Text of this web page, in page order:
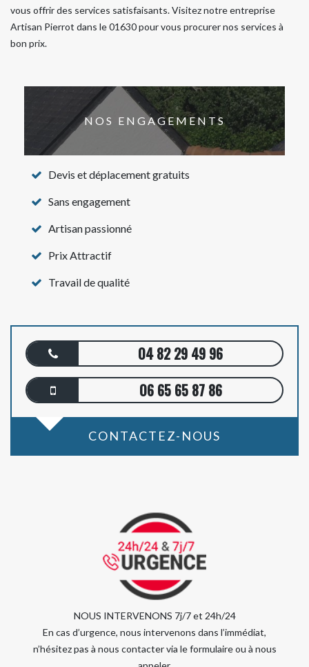
vous offrir des services satisfaisants. Visitez notre entreprise
Artisan Pierrot dans le 01630 pour vous procurer nos services à
bon prix.
NOS ENGAGEMENTS
Devis et déplacement gratuits
Sans engagement
Artisan passionné
Prix Attractif
Travail de qualité
04 82 29 49 96
06 65 65 87 86
CONTACTEZ-NOUS
NOUS INTERVENONS 7j/7 et 24h/24
En cas d’urgence, nous intervenons dans l’immédiat,
n’hésitez pas à nous contacter via le formulaire ou à nous